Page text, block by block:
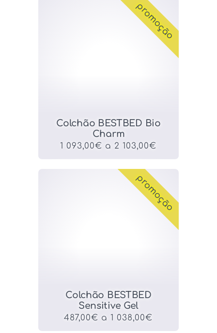
Colchão BESTBED Bio
Charm
1 093,00€ a 2 103,00€
promoção
Colchão BESTBED
Sensitive Gel
487,00€ a 1 038,00€
promoção